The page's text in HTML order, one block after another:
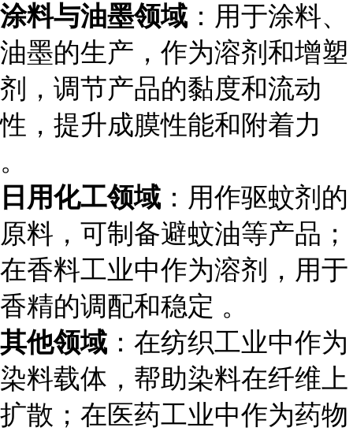
涂料与油墨领域 ：用于涂料、
油墨的生产，作为溶剂和增塑
剂，调节产品的黏度和流动
性，提升成膜性能和附着力
。
日用化工领域 ：用作驱蚊剂的
原料，可制备避蚊油等产品；
在香料工业中作为溶剂，用于
香精的调配和稳定 。
其他领域 ：在纺织工业中作为
染料载体，帮助染料在纤维上
扩散；在医药工业中作为药物